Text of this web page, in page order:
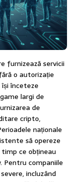
furnizează servicii
o autorizație
își înceteze
largi de
de
cripto,
naționale
să opereze
ce obțineau
Pentru companiile
incluzând